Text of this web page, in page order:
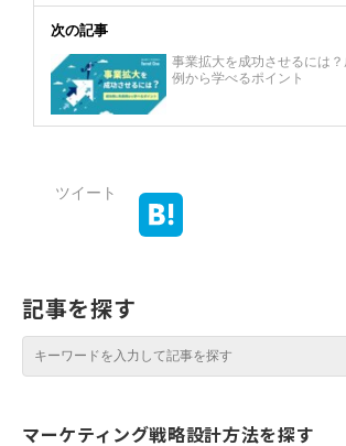
次の記事
事業拡大を成功させるには
例から学べるポイント
ツイート
記事を探す
マーケティング戦略設計方法を探す